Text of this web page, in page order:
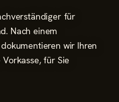
melden
für
Nach einem
wir Ihren
für Sie